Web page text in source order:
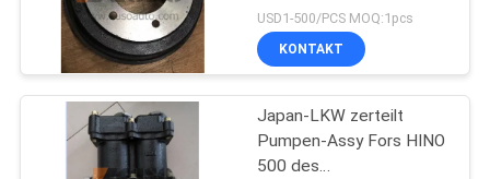
Rückseiten-6 für HINO
300 Dutro N04C/N04CT
USD1-500/PCS MOQ:1pcs
KONTAKT
Japan-LKW zerteilt
Pumpen-Assy Fors HINO
500 des